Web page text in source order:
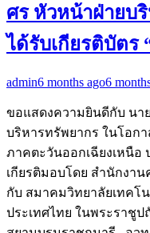
ศร หัวหน้าฝ่ายบ
ได้รับเกียรติบัตร
admin6 months ago6
ขอแสดงความยินดีกับ นา
บริหารทรัพยากร ในโอกา
ภาคตะวันออกเฉียงเหนือ
เกียรติมอบโดย สำนักงา
กับ สมาคมวิทยาลัยเทคโ
ประเทศไทย ในพระราชู